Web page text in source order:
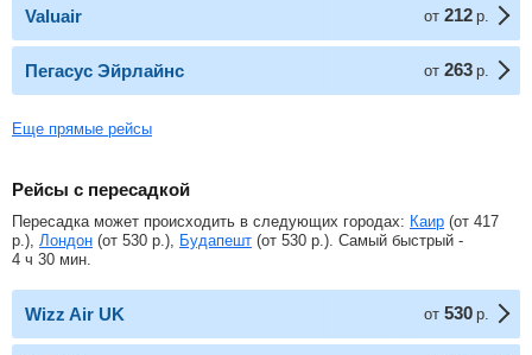
Valuair от 212 р.
Пегасус Эйрлайнс от 263 р.
Еще прямые рейсы
Рейсы с пересадкой
Пересадка может происходить в следующих городах: Каир (от 417
р. ), Лондон (от 530 р. ), Будапешт (от 530 р. ). Самый быстрый -
4 ч 30 мин.
Wizz Air UK от 530 р.